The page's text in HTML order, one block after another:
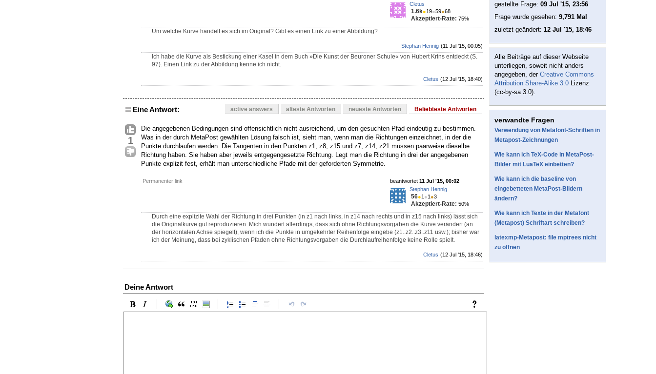
Cletus
1.6k●19●59●68
Akzeptiert-Rate: 75%
Um welche Kurve handelt es sich im Original? Gibt es einen Link zu einer Abbildung?
(11 Jul '15, 00:05)
Stephan Hennig
Ich habe die Kurve als Bestickung einer Kasel in dem Buch »Die Kunst der Beuroner Schule« von Hubert Krins entdeckt (S.
97). Einen Link zu der Abbildung kenne ich nicht.
(12 Jul '15, 18:40)
Cletus
Eine Antwort: active answers älteste Antworten neueste Antworten Beliebteste Antworten
1
Die angegebenen Bedingungen sind offensichtlich nicht ausreichend, um den gesuchten Pfad eindeutig zu bestimmen.
Was in der durch MetaPost gewählten Lösung falsch ist, sieht man, wenn man die Richtungen einzeichnet, in der die
Punkte durchlaufen werden. Die Tangenten in den Punkten z1, z8, z15 und z7, z14, z21 müssen paarweise dieselbe
Richtung haben. Sie haben aber jeweils entgegengesetzte Richtung. Legt man die Richtung in drei der angegebenen
Punkte explizit fest, erhält man unterschiedliche Pfade mit der geforderten Symmetrie.
Permanenter link beantwortet 11 Jul '15, 00:02
Stephan Hennig
56●1 ●1 ●3
Akzeptiert-Rate: 50%
Durch eine explizite Wahl der Richtung in drei Punkten (in z1 nach links, in z14 nach rechts und in z15 nach links) lässt sich
die Originalkurve gut reproduzieren. Mich wundert allerdings, dass sich ohne Richtungsvorgaben die Kurve verändert (an
der horizontalen Achse spiegelt), wenn ich die Punkte in umgekehrter Reihenfolge eingebe (z1..z2..z3..z11 usw.); bisher war
ich der Meinung, dass bei zyklischen Pfaden ohne Richtungsvorgaben die Durchlaufreihenfolge keine Rolle spielt.
(12 Jul '15, 18:46)
Cletus
Deine Antwort
gestellte Frage: 09 Jul '15, 23:56
Frage wurde gesehen: 9,791 Mal
zuletzt geändert: 12 Jul '15, 18:46
Alle Beiträge auf dieser Webseite
unterliegen, soweit nicht anders
angegeben, der Creative Commons
Attribution Share-Alike 3.0 Lizenz
(cc-by-sa 3.0).
verwandte Fragen
Verwendung von Metafont-Schriften in
Metapost-Zeichnungen
Wie kann ich TeX-Code in MetaPost-
Bilder mit LuaTeX einbetten?
Wie kann ich die baseline von
eingebetteten MetaPost-Bildern
ändern?
Wie kann ich Texte in der Metafont
(Metapost) Schriftart schreiben?
latexmp-Metapost: file mptrees nicht
zu öffnen